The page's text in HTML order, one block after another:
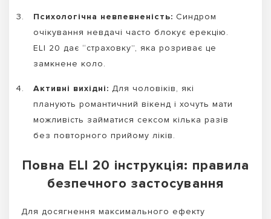
Психологічна невпевненість: Синдром
очікування невдачі часто блокує ерекцію.
ELI 20 дає “страховку”, яка розриває це
замкнене коло.
Активні вихідні: Для чоловіків, які
планують романтичний вікенд і хочуть мати
можливість займатися сексом кілька разів
без повторного прийому ліків.
Повна ELI 20 інструкція: правила
безпечного застосування
Для досягнення максимального ефекту